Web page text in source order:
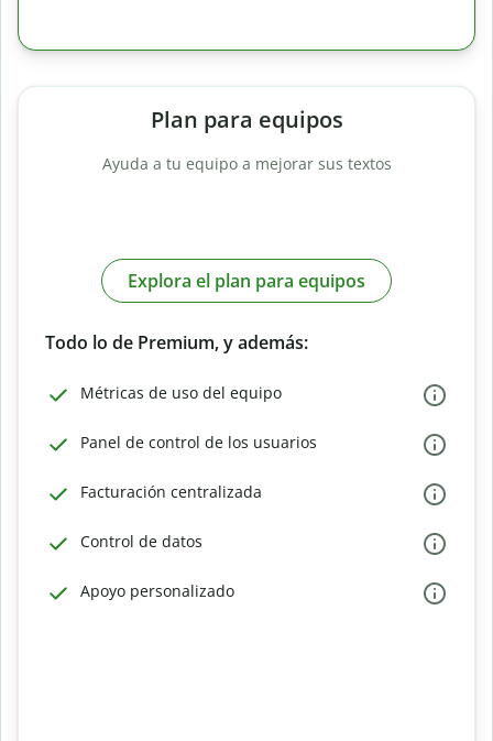
Plan para equipos
Ayuda a tu equipo a mejorar sus textos
Explora el plan para equipos
Todo lo de Premium, y además:
Métricas de uso del equipo
Panel de control de los usuarios
Facturación centralizada
Control de datos
Apoyo personalizado